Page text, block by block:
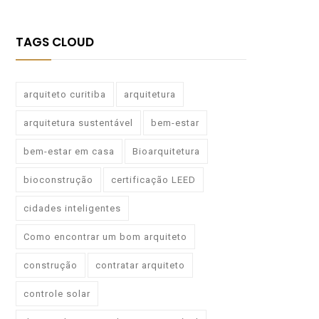
TAGS CLOUD
arquiteto curitiba arquitetura
arquitetura sustentável bem-estar
bem-estar em casa Bioarquitetura
bioconstrução certificação LEED
cidades inteligentes
Como encontrar um bom arquiteto
construção contratar arquiteto
controle solar